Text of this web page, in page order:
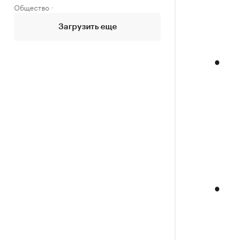
Общество
Загрузить еще